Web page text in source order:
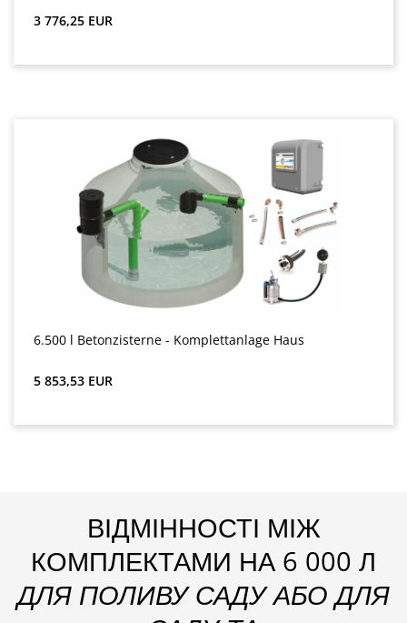
Звичайна ціна:
3 776,25 EUR
6.500 l Betonzisterne - Komplettanlage Haus
Звичайна ціна:
5 853,53 EUR
ВІДМІННОСТІ МІЖ
КОМПЛЕКТАМИ НА 6 000 Л
ДЛЯ ПОЛИВУ САДУ АБО ДЛЯ